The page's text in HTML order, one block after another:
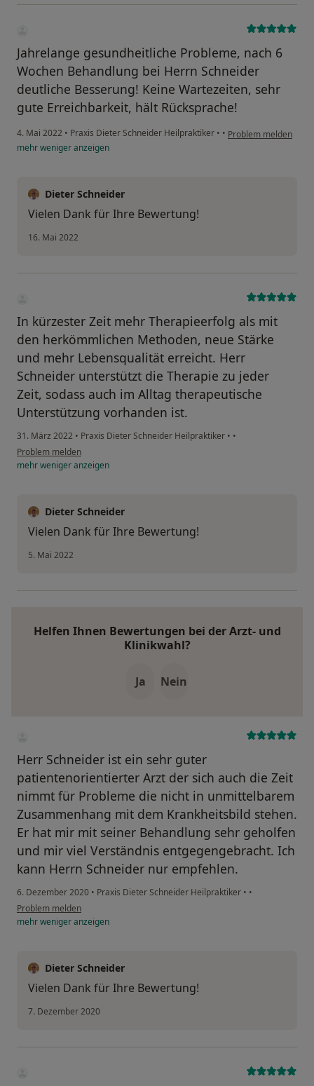
Jahrelange gesundheitliche Probleme, nach 6
Wochen Behandlung bei Herrn Schneider
deutliche Besserung! Keine Wartezeiten, sehr
gute Erreichbarkeit, hält Rücksprache!
4. Mai 2022 • Praxis Dieter Schneider Heilpraktiker • • Problem melden
mehrwenigeranzeigen
Dieter Schneider
Vielen Dank für Ihre Bewertung!
16. Mai 2022
In kürzester Zeit mehr Therapieerfolg als mit
den herkömmlichen Methoden, neue Stärke
und mehr Lebensqualität erreicht. Herr
Schneider unterstützt die Therapie zu jeder
Zeit, sodass auch im Alltag therapeutische
Unterstützung vorhanden ist.
31. März 2022 • Praxis Dieter Schneider Heilpraktiker • •
Problem melden
mehrwenigeranzeigen
Dieter Schneider
Vielen Dank für Ihre Bewertung!
5. Mai 2022
Helfen Ihnen Bewertungen bei der Arzt- und
Klinikwahl?
Ja Nein
Herr Schneider ist ein sehr guter
patientenorientierter Arzt der sich auch die Zeit
nimmt für Probleme die nicht in unmittelbarem
Zusammenhang mit dem Krankheitsbild stehen.
Er hat mir mit seiner Behandlung sehr geholfen
und mir viel Verständnis entgegengebracht. Ich
kann Herrn Schneider nur empfehlen.
6. Dezember 2020 • Praxis Dieter Schneider Heilpraktiker • •
Problem melden
mehrwenigeranzeigen
Dieter Schneider
Vielen Dank für Ihre Bewertung!
7. Dezember 2020